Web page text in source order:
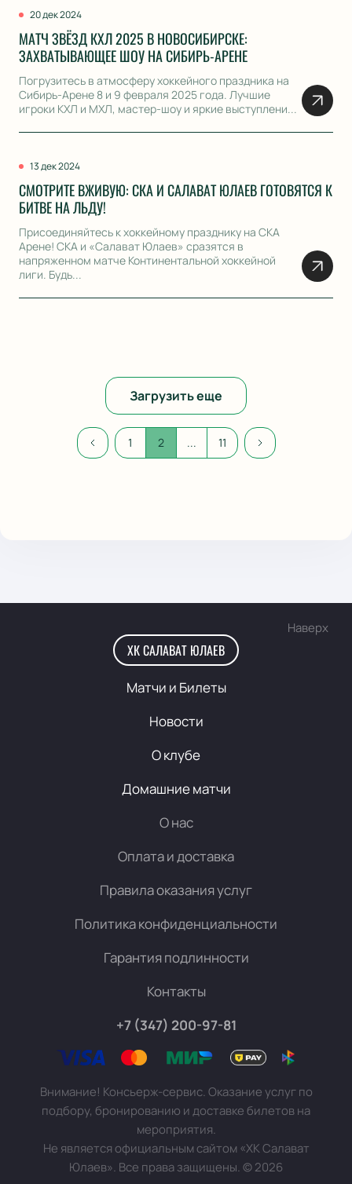
20 дек 2024
МАТЧ ЗВЁЗД КХЛ 2025 В НОВОСИБИРСКЕ:
ЗАХВАТЫВАЮЩЕЕ ШОУ НА СИБИРЬ-АРЕНЕ
Погрузитесь в атмосферу хоккейного праздника на
Сибирь-Арене 8 и 9 февраля 2025 года. Лучшие
игроки КХЛ и МХЛ, мастер-шоу и яркие выступлени...
13 дек 2024
СМОТРИТЕ ВЖИВУЮ: СКА И САЛАВАТ ЮЛАЕВ ГОТОВЯТСЯ К
БИТВЕ НА ЛЬДУ!
Присоединяйтесь к хоккейному празднику на СКА
Арене! СКА и «Салават Юлаев» сразятся в
напряженном матче Континентальной хоккейной
лиги. Будь...
Загрузить еще
1 2 ... 11
Наверх
ХК САЛАВАТ ЮЛАЕВ
Матчи и Билеты
Новости
О клубе
Домашние матчи
О нас
Оплата и доставка
Правила оказания услуг
Политика конфиденциальности
Гарантия подлинности
Контакты
+7 (347) 200-97-81
Внимание! Консьерж-сервис. Оказание услуг по
подбору, бронированию и доставке билетов на
мероприятия.
Не является официальным сайтом «ХК Салават
Юлаев». Все права защищены.©2026